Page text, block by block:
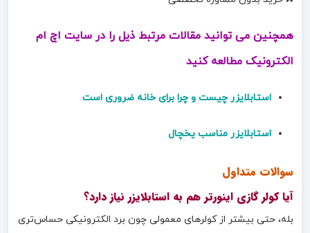
همچنین می توانید مقالات مرتبط ذیل را در سایت اچ ام
الکترونیک مطالعه کنید
استابلایزر چیست و چرا برای خانه ضروری است
استابلایزر مناسب یخچال
سوالات متداول
آیا کولر گازی اینورتر هم به استابلایزر نیاز دارد؟
بله، حتی بیشتر از کولرهای معمولی چون برد الکترونیکی حساس‌تری